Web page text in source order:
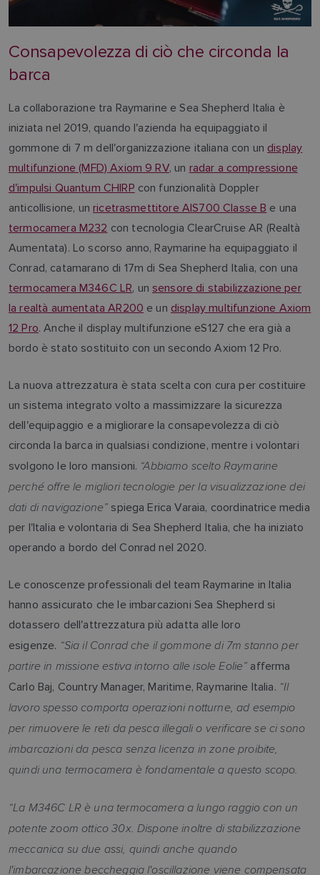
Consapevolezza di ciò che circonda la
barca
La collaborazione tra Raymarine e Sea Shepherd Italia è
iniziata nel 2019, quando l'azienda ha equipaggiato il
gommone di 7 m dell'organizzazione italiana con un display
multifunzione (MFD) Axiom 9 RV, un radar a compressione
d'impulsi Quantum CHIRP con funzionalità Doppler
anticollisione, unricetrasmettitore AIS700 Classe B e una
termocamera M232 con tecnologia ClearCruise AR (Realtà
Aumentata). Lo scorso anno, Raymarine ha equipaggiato il
Conrad, catamarano di 17m di Sea Shepherd Italia, con una
termocamera M346C LR, unsensore di stabilizzazione per
la realtà aumentata AR200 e un display multifunzione Axiom
12 Pro. Anche il display multifunzione eS127 che era già a
bordo è stato sostituito con un secondo Axiom 12 Pro.
La nuova attrezzatura è stata scelta con cura per costituire
un sistema integrato volto a massimizzare la sicurezza
dell'equipaggio e a migliorare la consapevolezza di ciò
circonda la barca in qualsiasi condizione, mentre i volontari
svolgono le loro mansioni. “Abbiamo scelto Raymarine
perché offre le migliori tecnologie per la visualizzazione dei
dati di navigazione” spiega Erica Varaia, coordinatrice media
per l'Italia e volontaria di Sea Shepherd Italia, che ha iniziato
operando a bordo del Conrad nel 2020.
Le conoscenze professionali del team Raymarine in Italia
hanno assicurato che le imbarcazioni Sea Shepherd si
dotassero dell'attrezzatura più adatta alle loro
esigenze. “Sia il Conrad che il gommone di 7m stanno per
partire in missione estiva intorno alle isole Eolie” afferma
Carlo Baj, Country Manager, Maritime, Raymarine Italia. “Il
lavoro spesso comporta operazioni notturne, ad esempio
per rimuovere le reti da pesca illegali o verificare se ci sono
imbarcazioni da pesca senza licenza in zone proibite,
quindi una termocamera è fondamentale a questo scopo.
“La M346C LR è una termocamera a lungo raggio con un
potente zoom ottico 30x. Dispone inoltre di stabilizzazione
meccanica su due assi, quindi anche quando
l'imbarcazione beccheggia l'oscillazione viene compensata